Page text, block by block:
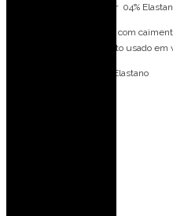
Composição: 96% Poliéster 04%
tecido encorpado, com
aparência sofisticada, muito usado
Forro: 98% Poliéster 02% Elastano